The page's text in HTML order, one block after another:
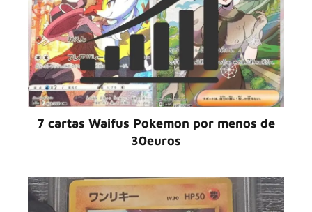
7 cartas Waifus Pokemon por menos de
30euros